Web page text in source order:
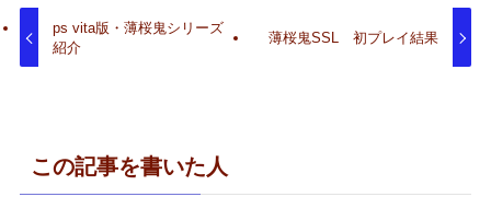
ps vita版・薄桜鬼シリーズ
紹介
薄桜鬼SSL 初プレイ結果
この記事を書いた人